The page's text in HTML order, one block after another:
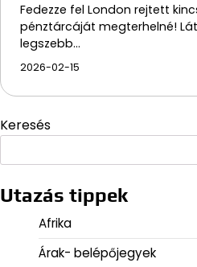
Fedezze fel London rejtett
pénztárcáját megterhelné!
legszebb…
2026-02-15
Keresés
Utazás tippek
Afrika
Árak- belépőjegyek